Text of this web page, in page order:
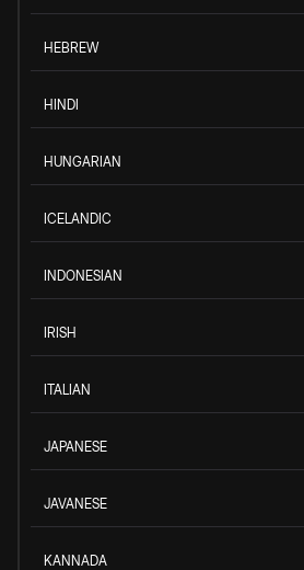
HEBREW
HINDI
HUNGARIAN
ICELANDIC
INDONESIAN
IRISH
ITALIAN
JAPANESE
JAVANESE
KANNADA